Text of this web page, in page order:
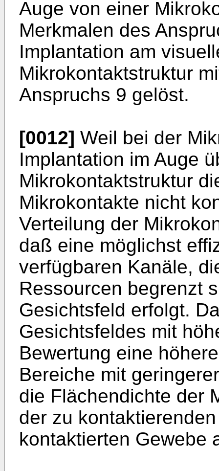
Auge von einer
Merkmalen des
Implantation am
Mikrokontaktstruktur
Anspruchs 9 gelöst.
[0012] Weil bei der
Implantation im Auge
Mikrokontaktstruktur
Mikrokontakte nicht
Verteilung der
daß eine möglichst
verfügbaren Kanäle,
Ressourcen begrenzt
Gesichtsfeld erfolgt.
Gesichtsfeldes mit
Bewertung eine
Bereiche mit
die Flächendichte der
der zu
kontaktierten Gewebe